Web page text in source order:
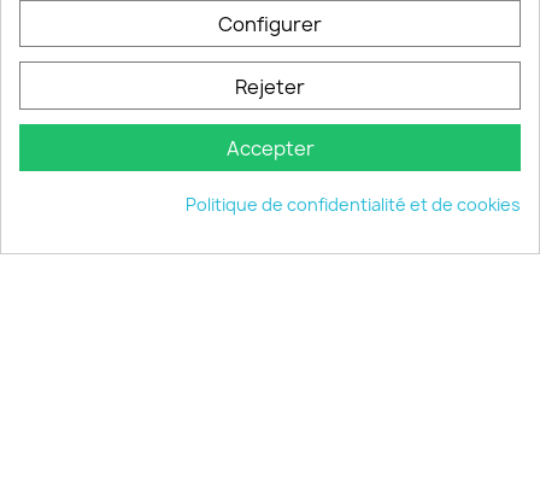
keyboard_arrow_down
© 2026 - choisistacoque.com
Configurer
Rejeter
Accepter
Politique de confidentialité et de cookies